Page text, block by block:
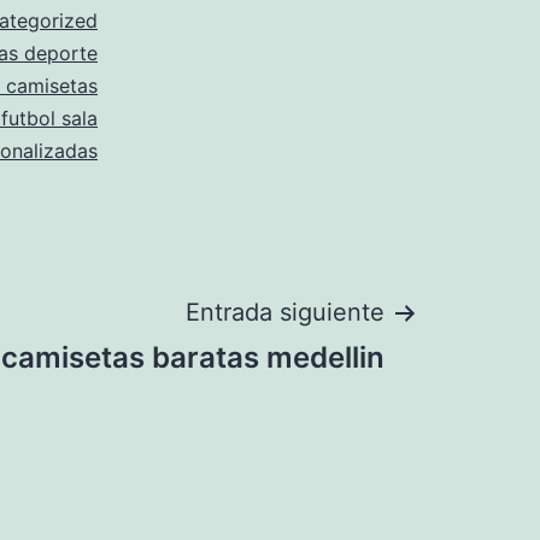
deporte
sala
Entrada siguiente
camisetas baratas medellin